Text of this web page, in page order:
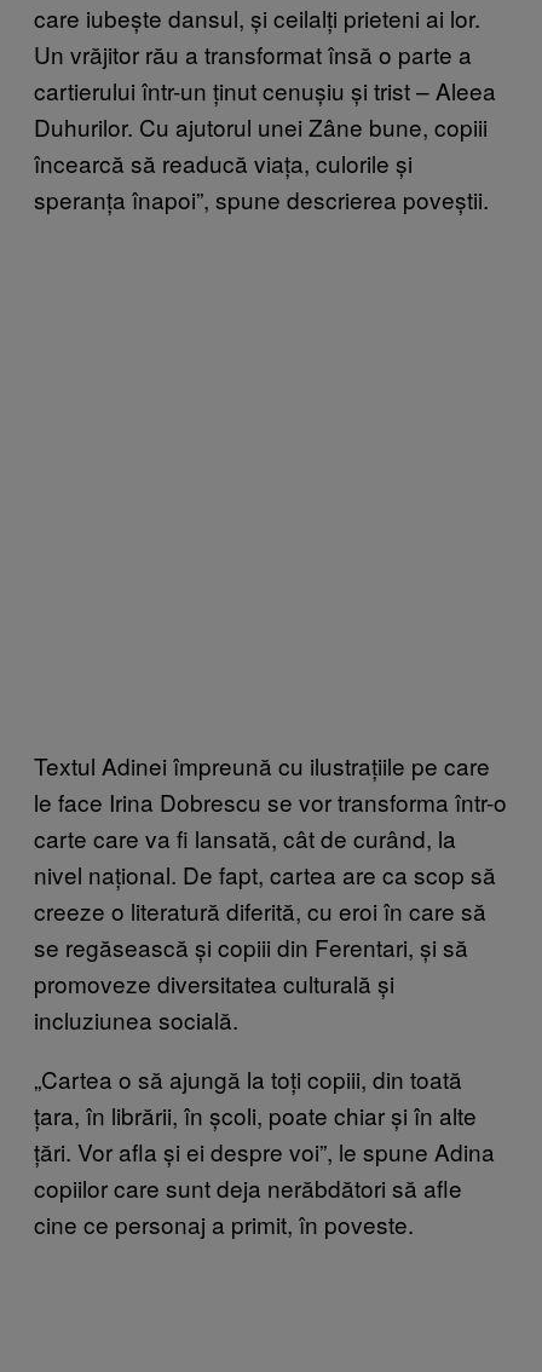
care iubește dansul, și ceilalți prieteni ai lor.
Un vrăjitor rău a transformat însă o parte a
cartierului într-un ținut cenușiu și trist – Aleea
Duhurilor. Cu ajutorul unei Zâne bune, copiii
încearcă să readucă viața, culorile și
speranța înapoi”, spune descrierea poveștii.
Textul Adinei împreună cu ilustrațiile pe care
le face Irina Dobrescu se vor transforma într-o
carte care va fi lansată, cât de curând, la
nivel național. De fapt, cartea are ca scop să
creeze o literatură diferită, cu eroi în care să
se regăsească și copiii din Ferentari, și să
promoveze diversitatea culturală și
incluziunea socială.
„Cartea o să ajungă la toți copiii, din toată
țara, în librării, în școli, poate chiar și în alte
țări. Vor afla și ei despre voi”, le spune Adina
copiilor care sunt deja nerăbdători să afle
cine ce personaj a primit, în poveste.